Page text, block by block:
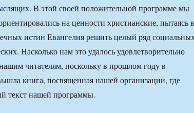
В этой своей положительной программе мы
на ценности христианские, пытаясь в
истин Евангелия решить целый ряд
Насколько нам это удалось удовлетворительно
читателям, поскольку в прошлом году в
книга, посвященная нашей организации, где
текст нашей программы.